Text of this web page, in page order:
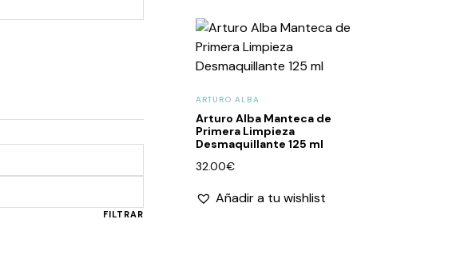
mínimo
máximo
FILTRAR
ARTURO ALBA
Arturo Alba Manteca de
Primera Limpieza
Desmaquillante 125 ml
32.00€
Añadir a tu wishlist